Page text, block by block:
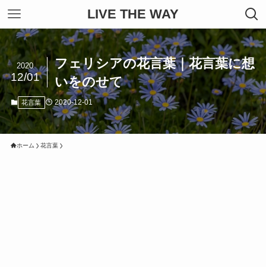
LIVE THE WAY
フェリシアの花言葉｜花言葉に想
いをのせて
2020
12/01
花言葉 2020-12-01
ホーム 花言葉